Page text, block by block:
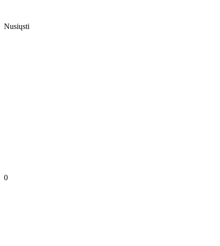
Nusiųsti
0